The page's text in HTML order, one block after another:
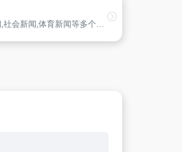
含国际新闻,国内新闻,社会新闻,体育新闻等多个新闻栏目。